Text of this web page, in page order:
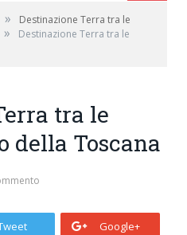
»
Destinazione Terra tra le
»
Destinazione Terra tra le
tra le
della Toscana
Google+